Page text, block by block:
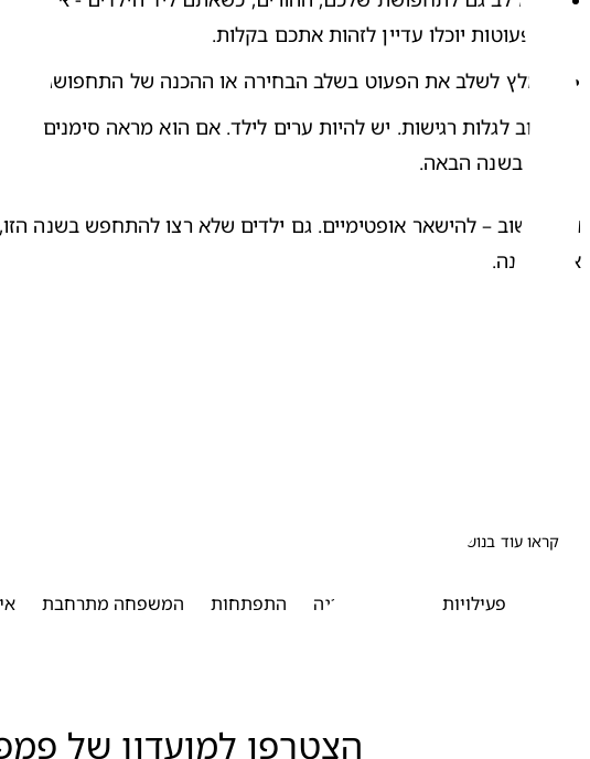
שהפעוטות יוכלו עדיין לזהות אתכם בקלות.
מומלץ לשלב את הפעוט בשלב הבחירה או ההכנה של התחפושת.
שוב בשנה הבאה.
או למואנה.
קראו עוד בנושא פעוט
פעילויות שינה התפתחות המשפחה מתרחבת